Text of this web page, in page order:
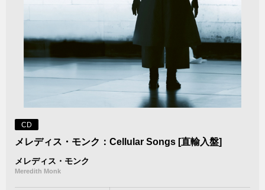
CD
メレディス・モンク：Cellular Songs [直輸入盤]
メレディス・モンク
Meredith Monk